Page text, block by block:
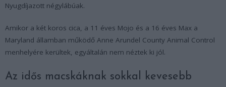
Nyugdíjazott négylábúak.
Amikor a két koros cica, a 11 éves Mojo és a 16 éves Max a
Maryland államban működő Anne Arundel County Animal Control
menhelyére kerültek, egyáltalán nem néztek ki jól.
Az idős macskáknak sokkal kevesebb